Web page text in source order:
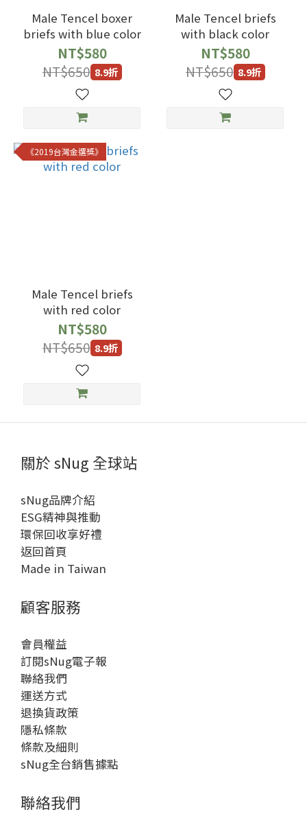
Male Tencel boxer
briefs with blue color
NT$580
NT$650 8.9折
Male Tencel briefs
with black color
NT$580
NT$650 8.9折
《2019台灣金選獎》
Male Tencel briefs
with red color
NT$580
NT$650 8.9折
關於 sNug 全球站
sNug品牌介紹
ESG精神與推動
環保回收享好禮
返回首頁
Made in Taiwan
顧客服務
會員權益
訂閱sNug電子報
聯絡我們
運送方式
退換貨政策
隱私條款
條款及細則
sNug全台銷售據點
聯絡我們